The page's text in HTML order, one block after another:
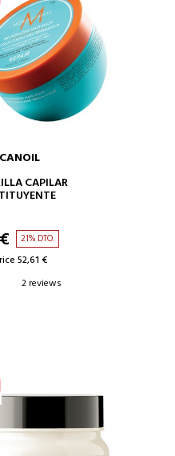
ADD TO CART
CAPILAR
21% DTO.
52,61 €
2 reviews